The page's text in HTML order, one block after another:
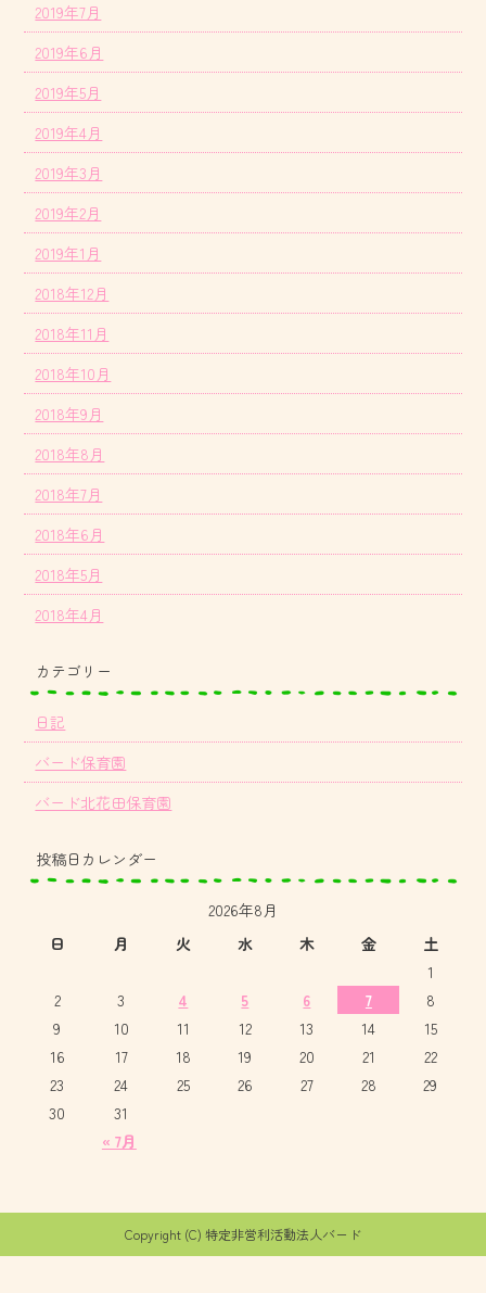
2019年7月
2019年6月
2019年5月
2019年4月
2019年3月
2019年2月
2019年1月
2018年12月
2018年11月
2018年10月
2018年9月
2018年8月
2018年7月
2018年6月
2018年5月
2018年4月
カテゴリー
日記
バード保育園
バード北花田保育園
投稿日カレンダー
2026年8月
日
月 火 水 木 金 土
« 7月
1
2
3 4 5 6 7
8
9
10 11 12 13 14
15
16
17 18 19 20 21
22
23
24 25 26 27 28
29
30
31
Copyright (C) 特定非営利活動法人バード